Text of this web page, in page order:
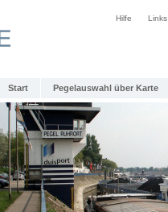
Hilfe Links
Start Pegelauswahl über Karte